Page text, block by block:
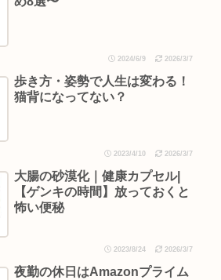
2024/6/9 2026/3/7
歩き方・姿勢で人生は変わる！
猫背になってない？
2023/4/10 2026/3/7
大腸の砂漠化｜健康カプセル|
【ゲンキの時間】放っておくと
怖い便秘
2023/8/24 2026/3/7
夜勤の休日はAmazonプライム